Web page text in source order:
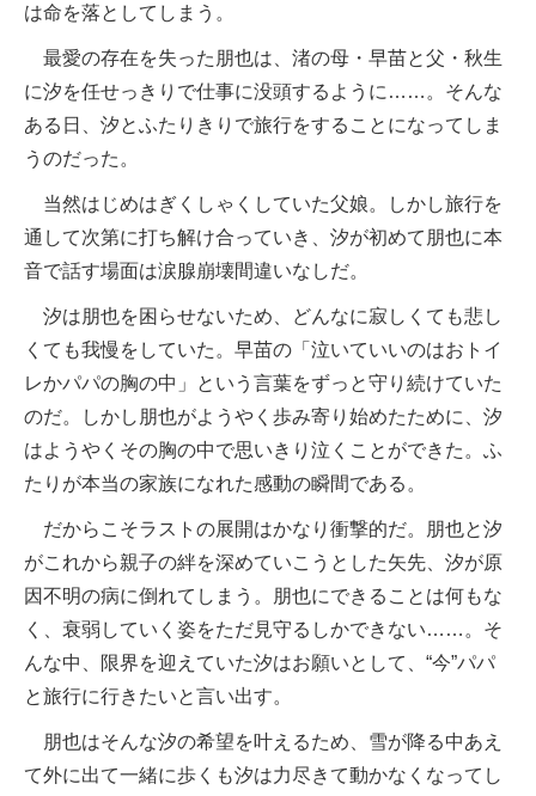
は命を落としてしまう。
最愛の存在を失った朋也は、渚の母・早苗と父・秋生
に汐を任せっきりで仕事に没頭するように……。そんな
ある日、汐とふたりきりで旅行をすることになってしま
うのだった。
当然はじめはぎくしゃくしていた父娘。しかし旅行を
通して次第に打ち解け合っていき、汐が初めて朋也に本
音で話す場面は涙腺崩壊間違いなしだ。
汐は朋也を困らせないため、どんなに寂しくても悲し
くても我慢をしていた。早苗の「泣いていいのはおトイ
レかパパの胸の中」という言葉をずっと守り続けていた
のだ。しかし朋也がようやく歩み寄り始めたために、汐
はようやくその胸の中で思いきり泣くことができた。ふ
たりが本当の家族になれた感動の瞬間である。
だからこそラストの展開はかなり衝撃的だ。朋也と汐
がこれから親子の絆を深めていこうとした矢先、汐が原
因不明の病に倒れてしまう。朋也にできることは何もな
く、衰弱していく姿をただ見守るしかできない……。そ
んな中、限界を迎えていた汐はお願いとして、“今”パパ
と旅行に行きたいと言い出す。
朋也はそんな汐の希望を叶えるため、雪が降る中あえ
て外に出て一緒に歩くも汐は力尽きて動かなくなってし